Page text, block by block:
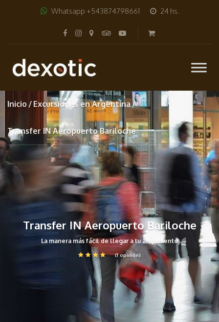
Whatsapp +543874798661 24 hs.
Inicio Excursiones en Argentina
Transfer IN Aeropuerto Bariloche
Transfer IN Aeropuerto Bariloche
La manera más fácil de llegar a tu alojamiento
(1 opinión)